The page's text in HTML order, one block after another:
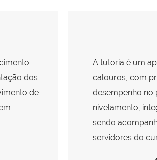
dos
de
A tutoria é um
calouros, com
desempenho no
nivelamento,
sendo
servidores do